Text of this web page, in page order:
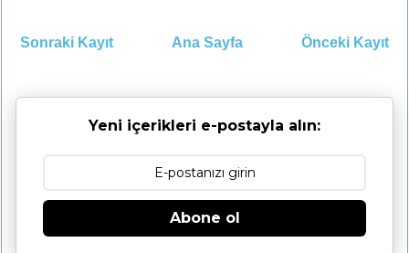
Sonraki Kayıt Önceki Kayıt
Ana Sayfa
Yeni içerikleri e-postayla alın:
Abone ol